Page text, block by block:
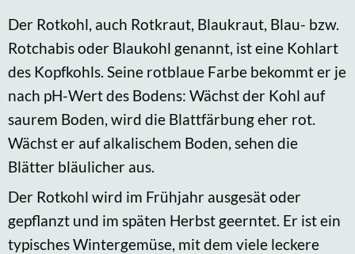
Der Rotkohl, auch Rotkraut, Blaukraut, Blau- bzw.
Rotchabis oder Blaukohl genannt, ist eine Kohlart
des Kopfkohls. Seine rotblaue Farbe bekommt er je
nach pH-Wert des Bodens: Wächst der Kohl auf
saurem Boden, wird die Blattfärbung eher rot.
Wächst er auf alkalischem Boden, sehen die
Blätter bläulicher aus.
Der Rotkohl wird im Frühjahr ausgesät oder
gepflanzt und im späten Herbst geerntet. Er ist ein
typisches Wintergemüse, mit dem viele leckere